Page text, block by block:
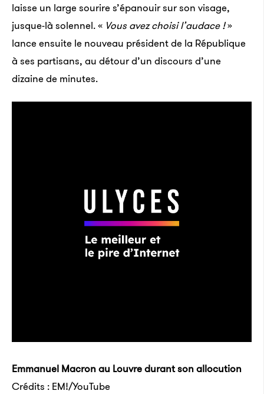
laisse un large sourire s’épanouir sur son visage,
jusque-là solennel. « Vous avez choisi l’audace !»
lance ensuite le nouveau président de la République
à ses partisans, au détour d’un discours d’une
dizaine de minutes.
Emmanuel Macron au Louvre durant son allocution
Crédits : EM!/YouTube